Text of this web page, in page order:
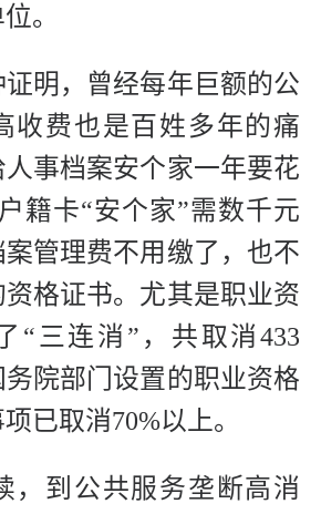
。
证明，曾经每年巨额的公
收费也是百姓多年的痛
事档案安个家一年要花
籍卡“安个家”需数千元
管理费不用缴了，也不
格证书。尤其是职业资
“三连消”，共取消433
院部门设置的职业资格
已取消70%以上。
，到公共服务垄断高消